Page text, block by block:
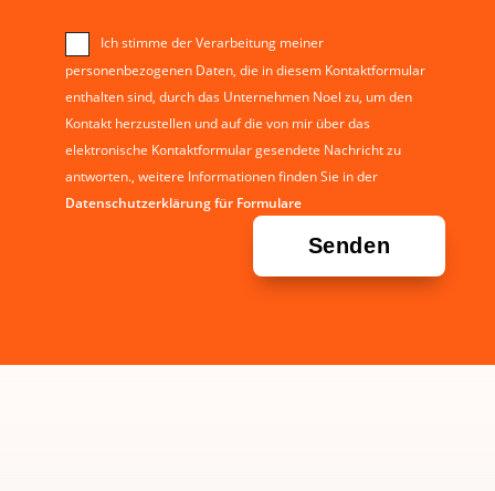
Ich stimme der Verarbeitung meiner
personenbezogenen Daten, die in diesem Kontaktformular
enthalten sind, durch das Unternehmen Noel zu, um den
Kontakt herzustellen und auf die von mir über das
elektronische Kontaktformular gesendete Nachricht zu
antworten., weitere Informationen finden Sie in der
Datenschutzerklärung für Formulare